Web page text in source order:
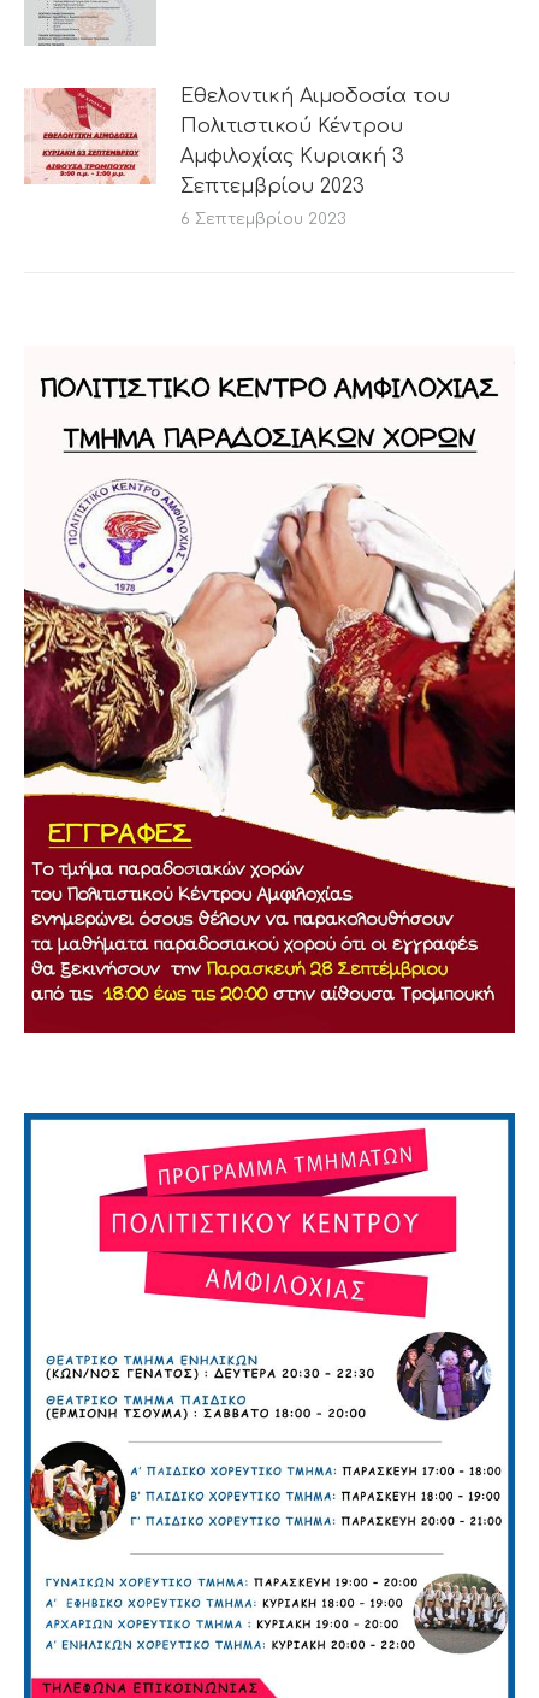
Εθελοντική Αιμοδοσία του
Πολιτιστικού Κέντρου
Αμφιλοχίας Κυριακή 3
Σεπτεμβρίου 2023
6 Σεπτεμβρίου 2023